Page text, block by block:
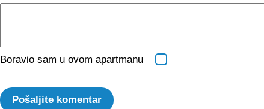
Boravio sam u ovom apartmanu
Pošaljite komentar